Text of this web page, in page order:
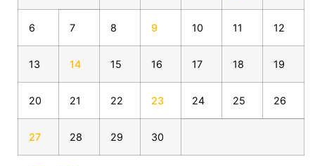
6 7 8 9 10 11 12
13 14 15 16 17 18 19
20 21 22 23 24 25 26
27 28 29 30